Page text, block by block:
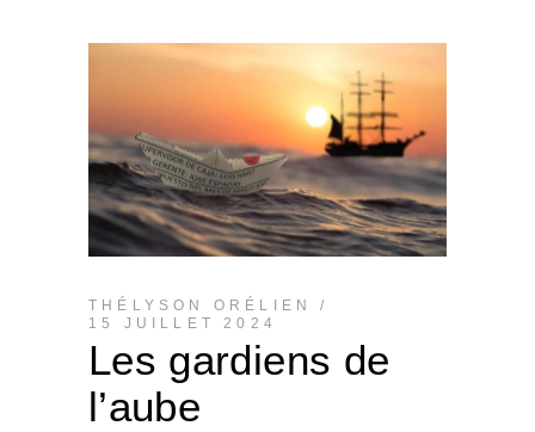
THÉLYSON ORÉLIEN
15 JUILLET 2024
Les gardiens de
l’aube